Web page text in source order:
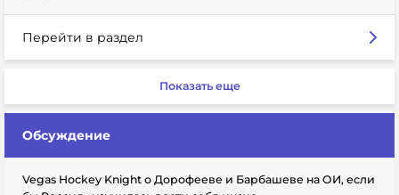
Перейти в раздел
Показать еще
Обсуждение
Vegas Hockey Knight о Дорофееве и Барбашеве на ОИ, если